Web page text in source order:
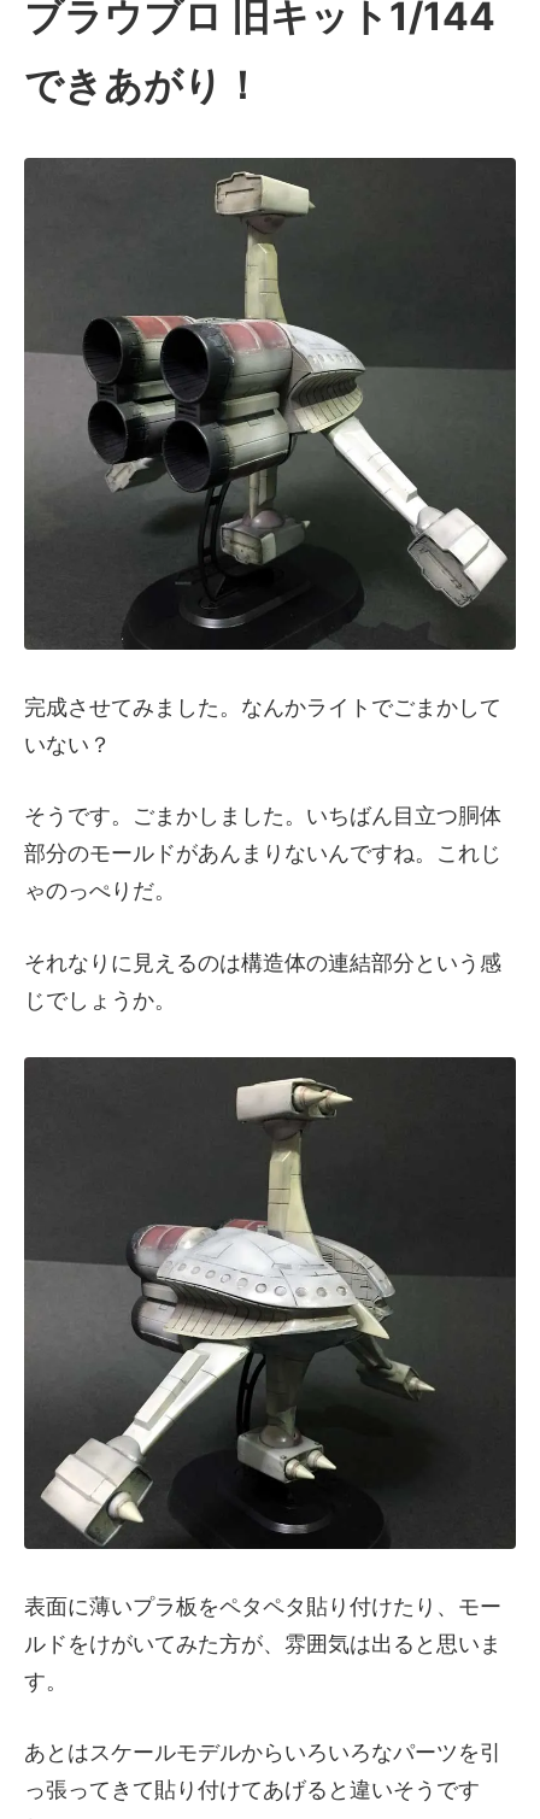
ブラウブロ 旧キット1/144
できあがり！
完成させてみました。なんかライトでごまかして
いない？
そうです。ごまかしました。いちばん目立つ胴体
部分のモールドがあんまりないんですね。これじ
ゃのっぺりだ。
それなりに見えるのは構造体の連結部分という感
じでしょうか。
表面に薄いプラ板をペタペタ貼り付けたり、モー
ルドをけがいてみた方が、雰囲気は出ると思いま
す。
あとはスケールモデルからいろいろなパーツを引
っ張ってきて貼り付けてあげると違いそうです